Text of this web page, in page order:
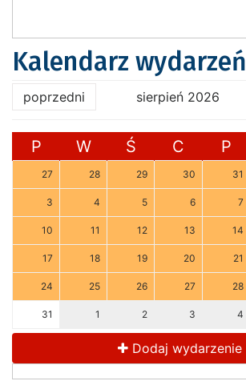
Kalendarz wydarzeń
poprzedni sierpień 2026
P W Ś C P
27 28 29 30 31
3 4 5 6 7
10 11 12 13 14
17 18 19 20 21
24 25 26 27 28
31 1 2 3 4
Dodaj wydarzenie